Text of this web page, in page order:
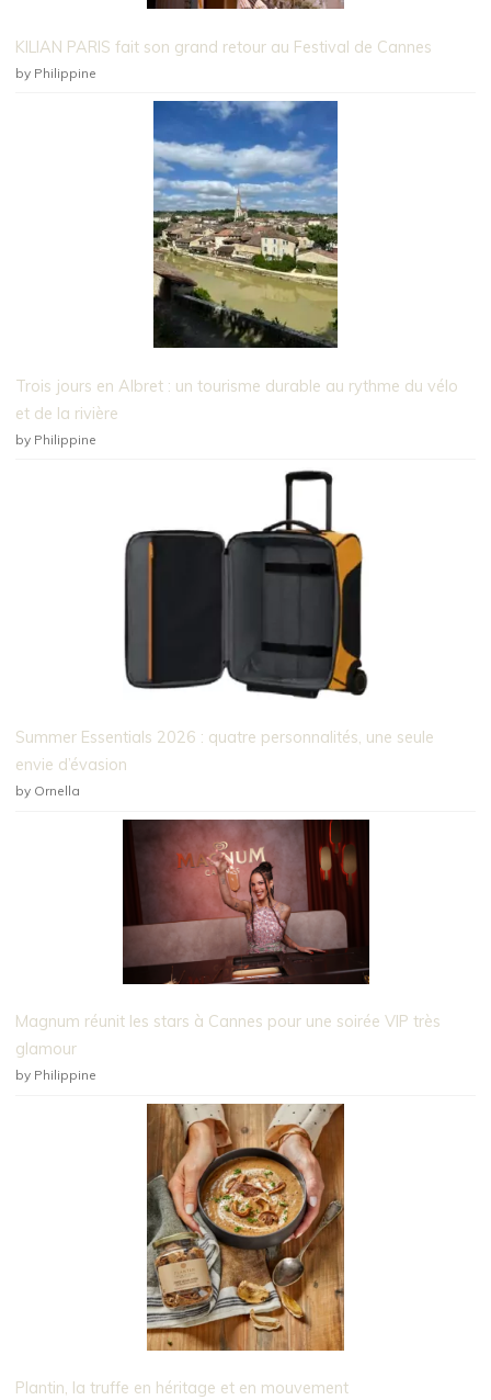
KILIAN PARIS fait son grand retour au Festival de Cannes
by Philippine
Trois jours en Albret : un tourisme durable au rythme du vélo
et de la rivière
by Philippine
Summer Essentials 2026 : quatre personnalités, une seule
envie d’évasion
by Ornella
Magnum réunit les stars à Cannes pour une soirée VIP très
glamour
by Philippine
Plantin, la truffe en héritage et en mouvement